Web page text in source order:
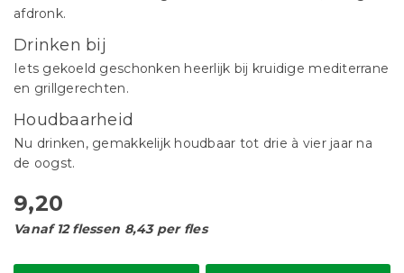
afdronk.
Drinken bij
Iets gekoeld geschonken heerlijk bij kruidige mediterrane
en grillgerechten.
Houdbaarheid
Nu drinken, gemakkelijk houdbaar tot drie à vier jaar na
de oogst.
9,20
Vanaf 12 flessen 8,43 per fles